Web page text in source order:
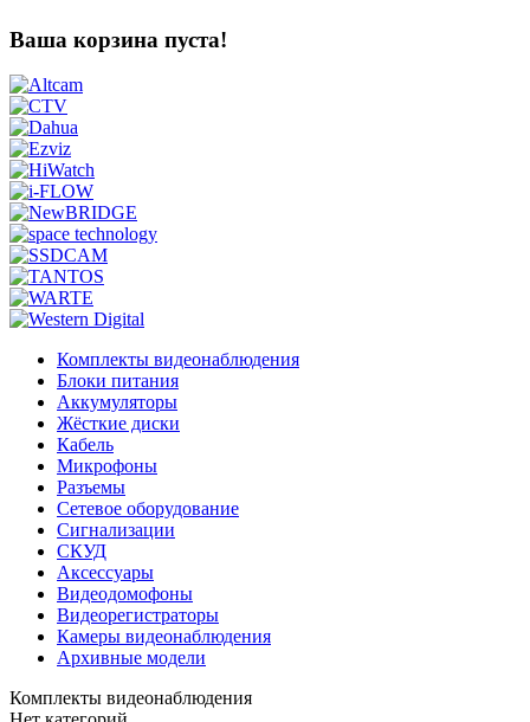
Ваша корзина пуста!
Комплекты видеонаблюдения
Блоки питания
Аккумуляторы
Жёсткие диски
Кабель
Микрофоны
Разъемы
Сетевое оборудование
Сигнализации
СКУД
Аксессуары
Видеодомофоны
Видеорегистраторы
Камеры видеонаблюдения
Архивные модели
Комплекты видеонаблюдения